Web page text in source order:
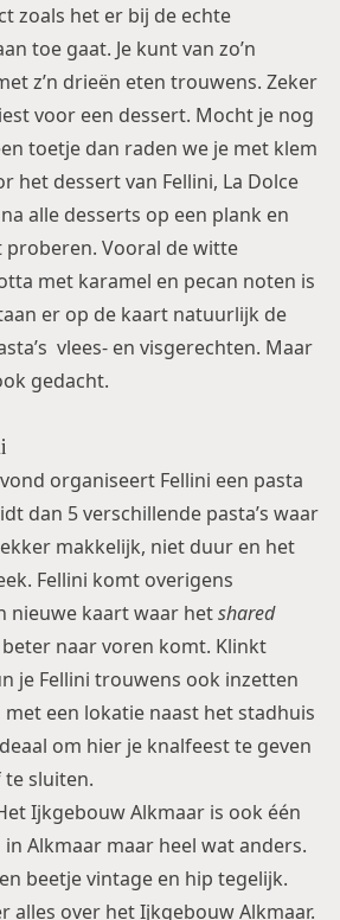
zoals het er bij de echte
toe gaat. Je kunt van zo’n
z’n drieën eten trouwens. Zeker
voor een dessert. Mocht je nog
toetje dan raden we je met klem
het dessert van Fellini, La Dolce
alle desserts op een plank en
proberen. Vooral de witte
met karamel en pecan noten is
er op de kaart natuurlijk de
vlees- en visgerechten. Maar
gedacht.
organiseert Fellini een pasta
dan 5 verschillende pasta’s waar
makkelijk, niet duur en het
Fellini komt overigens
nieuwe kaart waar hetshared
naar voren komt. Klinkt
je Fellini trouwens ook inzetten
een lokatie naast het stadhuis
om hier je knalfeest te geven
te sluiten.
Ijkgebouw Alkmaar is ook één
Alkmaar maar heel wat anders.
beetje vintage en hip tegelijk.
alles over hetIjkgebouw Alkmaar.